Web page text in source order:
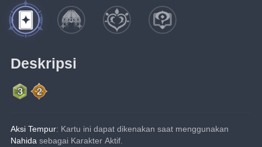
Deskripsi
Aksi Tempur
Nahida sebagai Karakter Aktif.